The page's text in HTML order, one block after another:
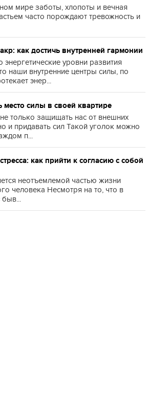
мире заботы, хлопоты и вечная
часто порождают тревожность и
как достичь внутренней гармонии
уровни развития
наши внутренние центры силы, по
энер...
место силы в своей квартире
только защищать нас от внешних
и придавать сил Такой уголок можно
п...
как прийти к согласию с собой
неотъемлемой частью жизни
человека Несмотря на то, что в
быв...